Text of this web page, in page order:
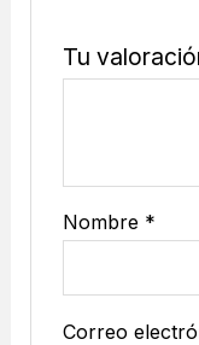
Tu
Nombre *
Correo